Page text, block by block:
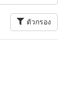
ตัวกรอง